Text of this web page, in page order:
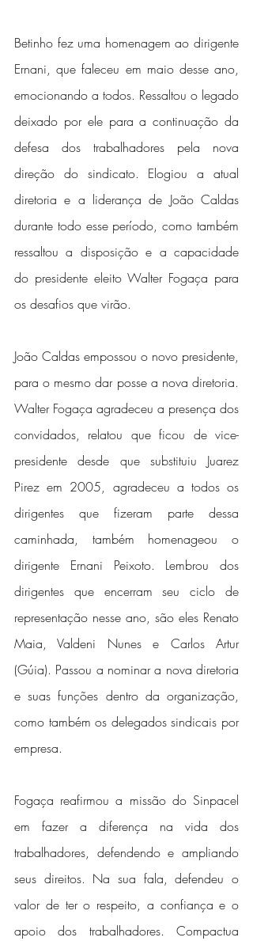
Betinho fez uma homenagem ao dirigente
Ernani, que faleceu em maio desse ano,
emocionando a todos. Ressaltou o legado
deixado por ele para a continuação da
defesa dos trabalhadores pela nova
direção do sindicato. Elogiou a atual
diretoria e a liderança de João Caldas
durante todo esse período, como também
ressaltou a disposição e a capacidade
do presidente eleito Walter Fogaça para
os desafios que virão.
João Caldas empossou o novo presidente,
para o mesmo dar posse a nova diretoria.
Walter Fogaça agradeceu a presença dos
convidados, relatou que ficou de vice-
presidente desde que substituiu Juarez
Pirez em 2005, agradeceu a todos os
dirigentes que fizeram parte dessa
caminhada, também homenageou o
dirigente Ernani Peixoto. Lembrou dos
dirigentes que encerram seu ciclo de
representação nesse ano, são eles Renato
Maia, Valdeni Nunes e Carlos Artur
(Gúia). Passou a nominar a nova diretoria
e suas funções dentro da organização,
como também os delegados sindicais por
empresa.
Fogaça reafirmou a missão do Sinpacel
em fazer a diferença na vida dos
trabalhadores, defendendo e ampliando
seus direitos. Na sua fala, defendeu o
valor de ter o respeito, a confiança e o
apoio dos trabalhadores. Compactua